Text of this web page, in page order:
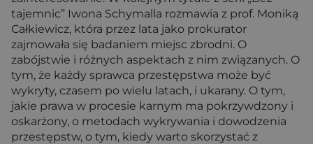
tajemnic” Iwona Schymalla rozmawia z prof. Moniką
Całkiewicz, która przez lata jako prokurator
zajmowała się badaniem miejsc zbrodni. O
zabójstwie i różnych aspektach z nim związanych. O
tym, że każdy sprawca przestępstwa może być
wykryty, czasem po wielu latach, i ukarany. O tym,
jakie prawa w procesie karnym ma pokrzywdzony i
oskarżony, o metodach wykrywania i dowodzenia
przestępstw, o tym, kiedy warto skorzystać z